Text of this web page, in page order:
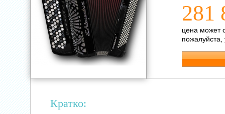
281
цена может
пожалуйста,
Кратко: